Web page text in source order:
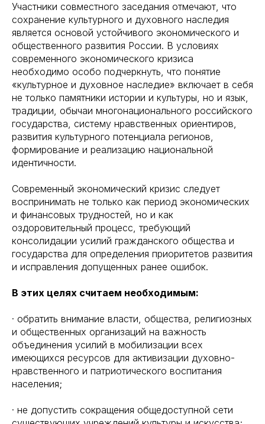
Участники совместного заседания отмечают, что
сохранение культурного и духовного наследия
является основой устойчивого экономического и
общественного развития России. В условиях
современного экономического кризиса
необходимо особо подчеркнуть, что понятие
«культурное и духовное наследие» включает в себя
не только памятники истории и культуры, но и язык,
традиции, обычаи многонационального российского
государства, систему нравственных ориентиров,
развития культурного потенциала регионов,
формирование и реализацию национальной
идентичности.
Современный экономический кризис следует
воспринимать не только как период экономических
и финансовых трудностей, но и как
оздоровительный процесс, требующий
консолидации усилий гражданского общества и
государства для определения приоритетов развития
и исправления допущенных ранее ошибок.
В этих целях считаем необходимым:
· обратить внимание власти, общества, религиозных
и общественных организаций на важность
объединения усилий в мобилизации всех
имеющихся ресурсов для активизации духовно-
нравственного и патриотического воспитания
населения;
· не допустить сокращения общедоступной сети